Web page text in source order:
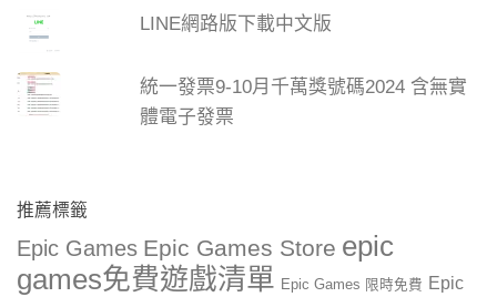
LINE網路版下載中文版
統一發票9-10月千萬獎號碼2024 含無實
體電子發票
推薦標籤
Epic Games Epic Games Store epic
games免費遊戲清單 Epic Games 限時免費 Epic